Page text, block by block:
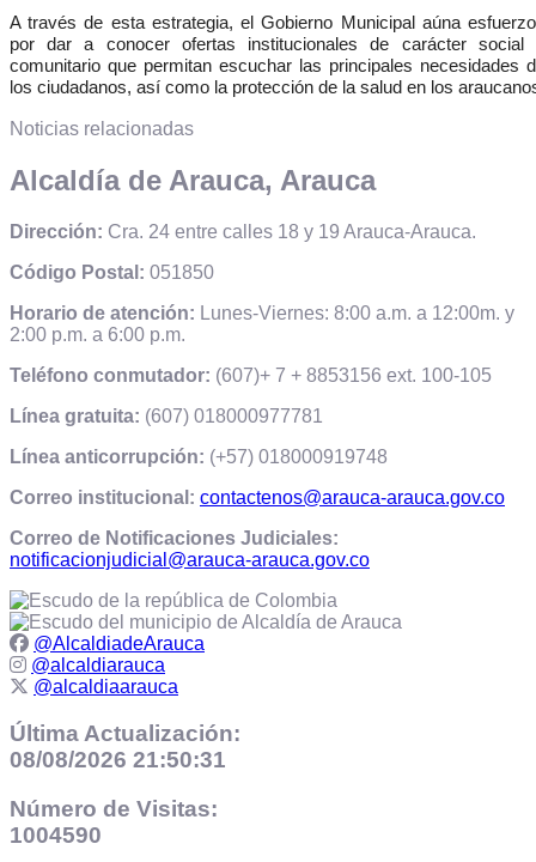
A través de esta estrategia, el Gobierno Municipal aúna
por dar a conocer ofertas institucionales de carácter social
comunitario que permitan escuchar las principales necesidades
los ciudadanos, así como la protección de la salud en los
Noticias relacionadas
Alcaldía de Arauca, Arauca
Dirección: Cra. 24 entre calles 18 y 19 Arauca-Arauca.
Código Postal: 051850
Horario de atención: Lunes-Viernes: 8:00 a.m. a 12:00m. y
2:00 p.m. a 6:00 p.m.
Teléfono conmutador: (607)+ 7 + 8853156 ext. 100-105
Línea gratuita: (607) 018000977781
Línea anticorrupción: (+57) 018000919748
Correo institucional: contactenos@arauca-arauca.gov.co
Correo de Notificaciones Judiciales:
notificacionjudicial@arauca-arauca.gov.co
@AlcaldiadeArauca
@alcaldiarauca
@alcaldiaarauca
Última Actualización:
08/08/2026 21:50:31
Número de Visitas:
1004590